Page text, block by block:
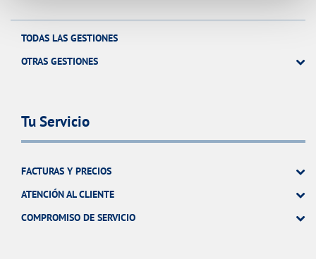
TODAS LAS GESTIONES
OTRAS GESTIONES
Tu Servicio
FACTURAS Y PRECIOS
ATENCIÓN AL CLIENTE
COMPROMISO DE SERVICIO